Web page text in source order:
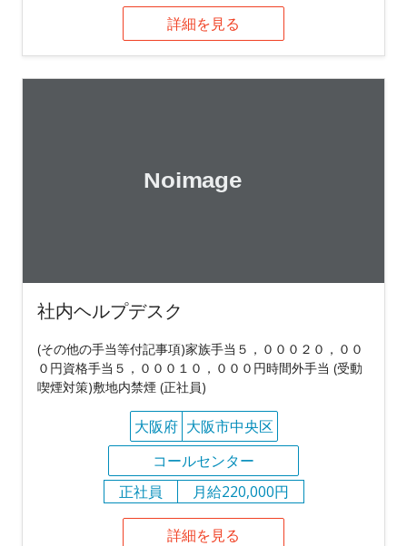
詳細を見る
社内ヘルプデスク
(その他の手当等付記事項)家族手当５，０００２０，００
０円資格手当５，０００１０，０００円時間外手当 (受動
喫煙対策)敷地内禁煙 (正社員)
大阪府 大阪市中央区
コールセンター
正社員
月給220,000円
詳細を見る